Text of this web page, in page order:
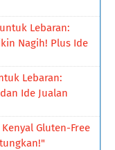
Lebaran:
Nagih! Plus Ide
Lebaran:
Ide Jualan
Gluten-Free